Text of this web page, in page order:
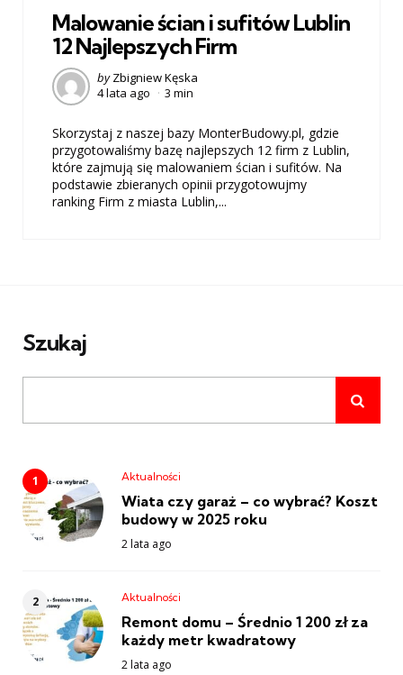
Malowanie ścian i sufitów Lublin
12 Najlepszych Firm
Posted
by
by Zbigniew Kęska
4 lata ago
3 min
Skorzystaj z naszej bazy MonterBudowy.pl, gdzie
przygotowaliśmy bazę najlepszych 12 firm z Lublin,
które zajmują się malowaniem ścian i sufitów. Na
podstawie zbieranych opinii przygotowujmy
ranking Firm z miasta Lublin,...
Szukaj
Aktualności
Wiata czy garaż – co wybrać? Koszt
budowy w 2025 roku
2 lata ago
Aktualności
Remont domu – Średnio 1 200 zł za
każdy metr kwadratowy
2 lata ago